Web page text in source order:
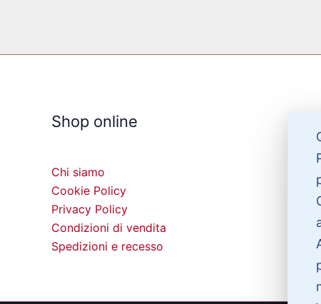
Shop online
Chi siamo
Cookie Policy
Privacy Policy
Condizioni di vendita
Spedizioni e recesso